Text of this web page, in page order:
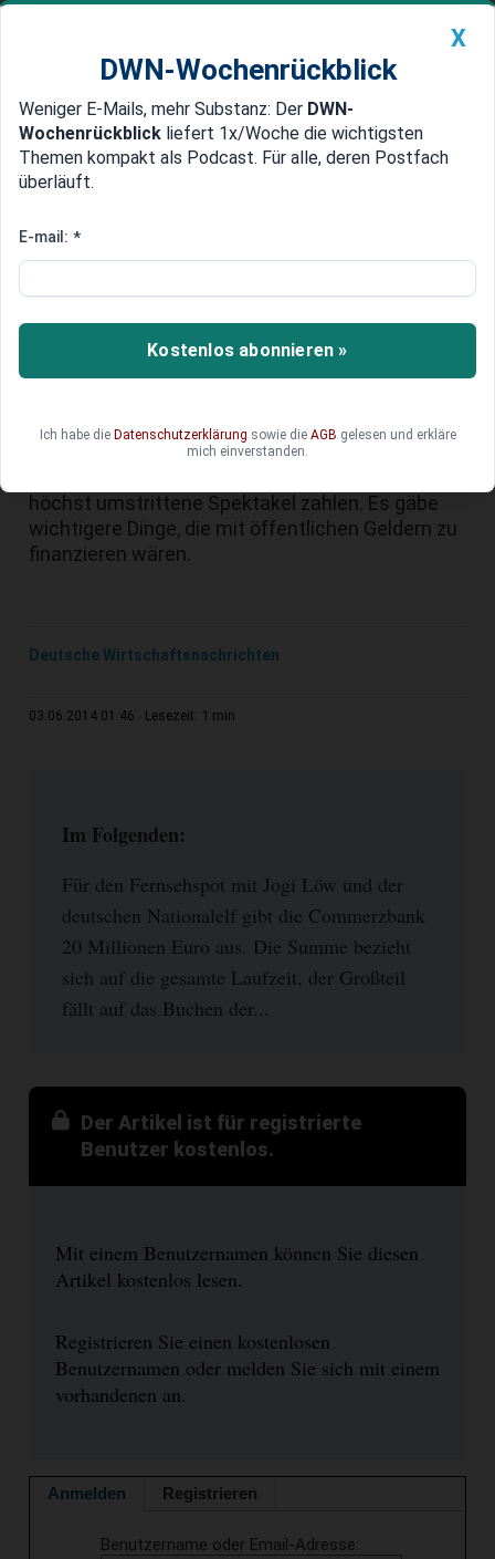
Newsticker MEIN DWN: Geldanlage Premium
Edelmetalle DWN-Magazin China
Der Staat als Entertainer
Fußball-WM: Commerzbank,
ARD und ZDF sorgen für teure
Unterhaltung
Die staatliche Commerzbank zahlt 20 Millionen
Nationalmannschaft. ARD und ZDF zahlen für die
Übertragungsrechte streng geheime Summen.
höchst umstrittene Spektakel zahlen. Es gäbe
wichtigere Dinge, die mit öffentlichen Geldern zu
finanzieren wären.
Deutsche Wirtschaftsnachrichten
03.06.2014 01:46 Lesezeit: 1 min
Im Folgenden:
Für den Fernsehspot mit Jogi Löw und der
deutschen Nationalelf gibt die Commerzbank
20 Millionen Euro aus. Die Summe bezieht
sich auf die gesamte Laufzeit, der Großteil
fällt auf das Buchen der...
Der Artikel ist für registrierte
Benutzer kostenlos.
Mit einem Benutzernamen können Sie diesen
Artikel kostenlos lesen.
Registrieren Sie einen kostenlosen
Benutzernamen oder melden Sie sich mit einem
vorhandenen an.
Anmelden Registrieren
Benutzername oder Email-Adresse
X
DWN-Wochenrückblick
Weniger E-Mails, mehr Substanz: Der DWN-
Wochenrückblick liefert 1x/Woche die wichtigsten
Themen kompakt als Podcast. Für alle, deren Postfach
überläuft.
E-mail: *
Kostenlos abonnieren »
Ich habe die Datenschutzerklärung sowie die AGB gelesen und erkläre
mich einverstanden.